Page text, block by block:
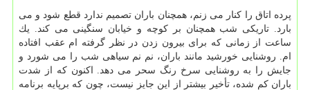
پرده اتاق را كنار می زنم، همچنان باران تصمیم ندارد قطع شود و می
بارد. تاریكی شب همچنان بر كوچه و خیابان سنگینی می كند. یك
ساعت از زمانی كه برای بیرون زدن در نظر گرفته ام عقب افتاده
ام. روشنایی خورشید مانند باران، نم نم سیاهی شب را می شورد و
جایش را به روشنایی سرخ رنگ سحر می دهد. اكنون كه از شدت
باران كم شده، تأخیر بیشتر از این جایز نیست، چون كه برپایه برنامه